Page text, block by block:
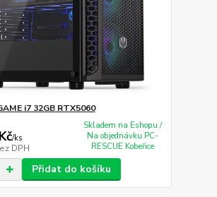
i7 32GB RTX5060
/ks
DPH
Skladem na Eshopu /
Na objednávku PC-
RESCUE Kobeřice
Přidat do košíku